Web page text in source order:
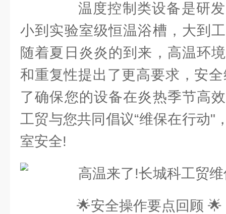
温度控制类设备是研发
小到实验室级恒温浴槽，大到
随着夏日炎炎的到来，高温环
和重复性提出了更高要求，安
了确保您的设备在炎热季节高
工贸与您共同倡议“维保在行动"
室安全!
🌟安全操作要点回顾 🌟